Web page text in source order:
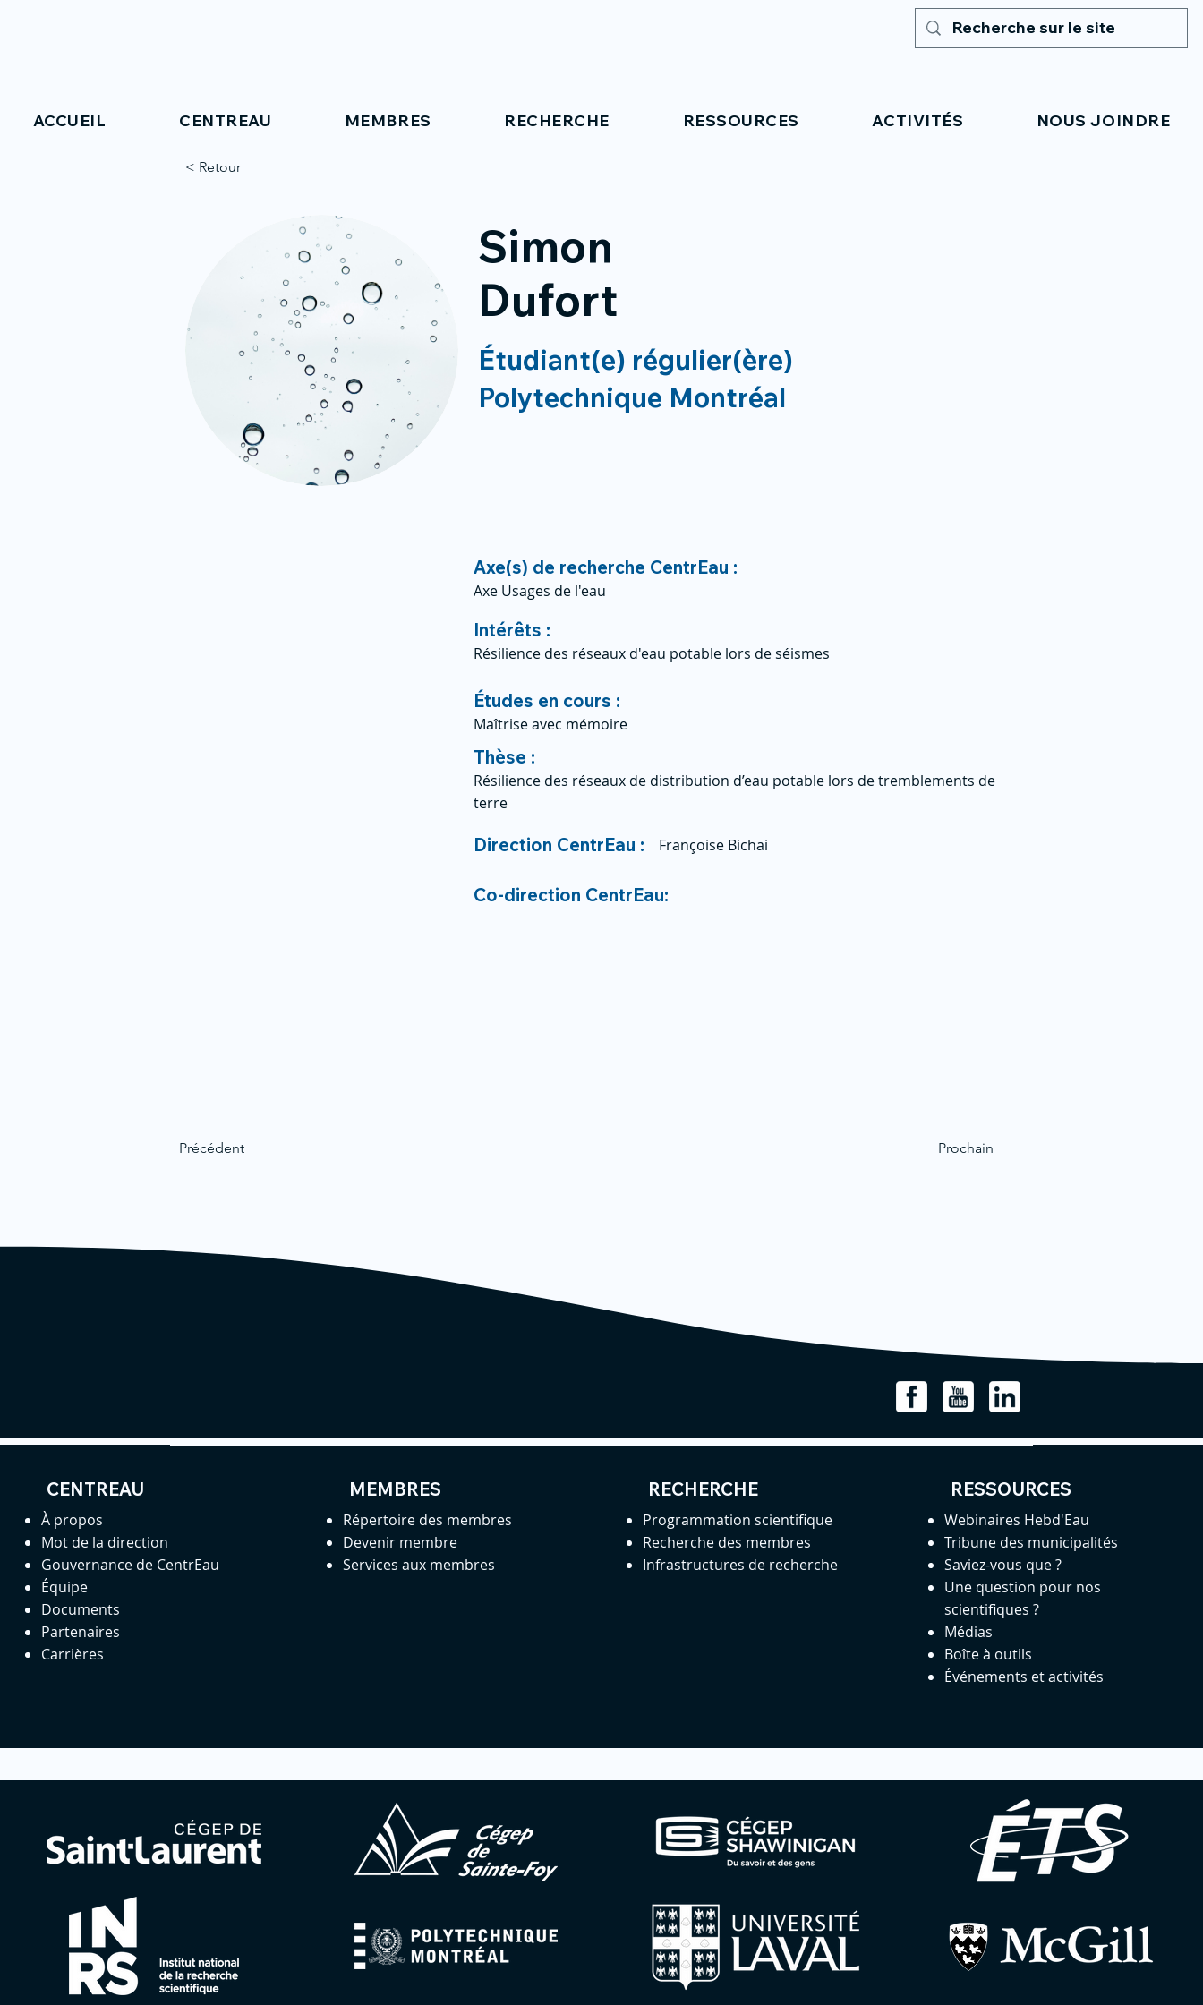
ACCUEIL CENTREAU MEMBRES RECHERCHE RESSOURCES ACTIVITÉS NOUS JOINDRE
< Retour
Simon
Dufort
Étudiant(e) régulier(ère)
Polytechnique Montréal
Axe(s) de recherche CentrEau :
Axe Usages de l'eau
Intérêts :
Résilience des réseaux d'eau potable lors de séismes
Études en cours :
Maîtrise avec mémoire
Thèse :
Résilience des réseaux de distribution d’eau potable lors de tremblements de
terre
Précédent
Direction CentrEau : Françoise Bichai
Co-direction CentrEau:
Prochain
CENTREAU
À propos
Mot de la direction
Gouvernance de CentrEau
Équipe
Documents
Partenaires
Carrières
MEMBRES
Répertoire des membres
Devenir membre
Services aux membres
RECHERCHE
Programmation scientifique
Recherche des membres
Infrastructures de recherche
RESSOURCES
Webinaires Hebd'Eau
Tribune des municipalités
Saviez-vous que ?
Une question pour nos
scientifiques ?
Médias
Boîte à outils
Événements et activités